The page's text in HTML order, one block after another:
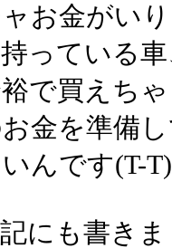
お金がい
っている
で買えち
金を準備
んです(T-
にも書き